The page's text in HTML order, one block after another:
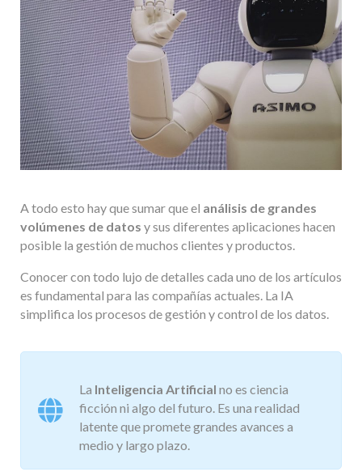
A todo esto hay que sumar que el análisis de grandes
volúmenes de datos y sus diferentes aplicaciones hacen
posible la gestión de muchos clientes y productos.
Conocer con todo lujo de detalles cada uno de los artículos
es fundamental para las compañías actuales. La IA
simplifica los procesos de gestión y control de los datos.
La Inteligencia Artificial no es ciencia
ficción ni algo del futuro. Es una realidad
latente que promete grandes avances a
medio y largo plazo.